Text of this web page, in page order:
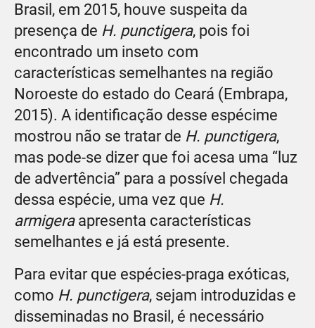
Brasil, em 2015, houve suspeita da
presença de H. punctigera, pois foi
encontrado um inseto com
características semelhantes na região
Noroeste do estado do Ceará (Embrapa,
2015). A identificação desse espécime
mostrou não se tratar de H. punctigera,
mas pode-se dizer que foi acesa uma “luz
de advertência” para a possível chegada
dessa espécie, uma vez que H.
armigeraapresenta características
semelhantes e já está presente.
Para evitar que espécies-praga exóticas,
como H. punctigera, sejam introduzidas e
disseminadas no Brasil, é necessário